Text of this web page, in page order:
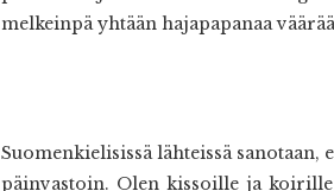
melkeinpä yhtään hajapapanaa
Suomenkielisissä lähteissä
päinvastoin. Olen kissoille ja